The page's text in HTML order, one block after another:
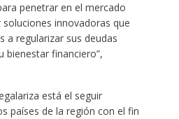
penetrar en el mercado
innovadoras que
a regularizar sus deudas
bienestar financiero”,
está el seguir
países de la región con el fin